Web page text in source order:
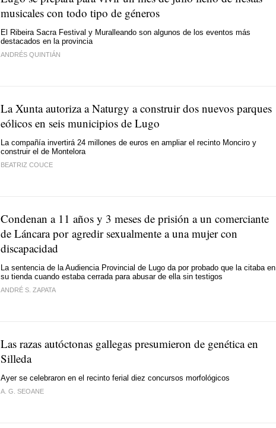
musicales con todo tipo de géneros
El Ribeira Sacra Festival y Muralleando son algunos de los eventos más
destacados en la provincia
ANDRÉS QUINTIÁN
La Xunta autoriza a Naturgy a construir dos nuevos parques
eólicos en seis municipios de Lugo
La compañía invertirá 24 millones de euros en ampliar el recinto Monciro y
construir el de Montelora
BEATRIZ COUCE
Condenan a 11 años y 3 meses de prisión a un comerciante
de Láncara por agredir sexualmente a una mujer con
discapacidad
La sentencia de la Audiencia Provincial de Lugo da por probado que la citaba en
su tienda cuando estaba cerrada para abusar de ella sin testigos
ANDRÉ S. ZAPATA
Las razas autóctonas gallegas presumieron de genética en
Silleda
Ayer se celebraron en el recinto ferial diez concursos morfológicos
A. G. SEOANE